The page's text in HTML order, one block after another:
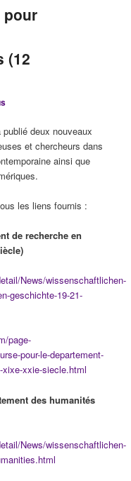
pour
(12
deux nouveaux
et chercheurs dans
ainsi que
les liens fournis :
de recherche en
News/wissenschaftlichen-
geschichte-19-21-
page-
pour-le-departement-
xixe-xxie-siecle.html
des humanités
News/wissenschaftlichen-